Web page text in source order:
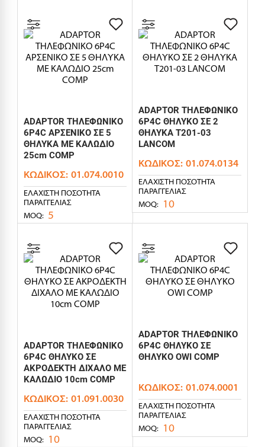
ADAPTOR ΤΗΛΕΦΩΝΙΚΟ
6P4C ΑΡΣΕΝΙΚΟ ΣΕ 5
ΘΗΛΥΚΑ ΜΕ ΚΑΛΩΔΙΟ
25cm COMP
ΚΩΔΙΚΌΣ: 01.074.0010
ΕΛΆΧΙΣΤΗ ΠΟΣΌΤΗΤΑ
ΠΑΡΑΓΓΕΛΊΑΣ
MOQ: 5
ADAPTOR ΤΗΛΕΦΩΝΙΚΟ
6P4C ΘΗΛΥΚΟ ΣΕ 2
ΘΗΛΥΚΑ T201-03
LANCOM
ΚΩΔΙΚΌΣ: 01.074.0134
ΕΛΆΧΙΣΤΗ ΠΟΣΌΤΗΤΑ
ΠΑΡΑΓΓΕΛΊΑΣ
MOQ: 10
ADAPTOR ΤΗΛΕΦΩΝΙΚΟ
6P4C ΘΗΛΥΚΟ ΣΕ
ΑΚΡΟΔΕΚΤΗ ΔΙΧΑΛΟ ΜΕ
ΚΑΛΩΔΙΟ 10cm COMP
ΚΩΔΙΚΌΣ: 01.091.0030
ΕΛΆΧΙΣΤΗ ΠΟΣΌΤΗΤΑ
ΠΑΡΑΓΓΕΛΊΑΣ
MOQ: 10
ADAPTOR ΤΗΛΕΦΩΝΙΚΟ
6P4C ΘΗΛΥΚΟ ΣΕ
ΘΗΛΥΚΟ OWI COMP
ΚΩΔΙΚΌΣ: 01.074.0001
ΕΛΆΧΙΣΤΗ ΠΟΣΌΤΗΤΑ
ΠΑΡΑΓΓΕΛΊΑΣ
MOQ: 10